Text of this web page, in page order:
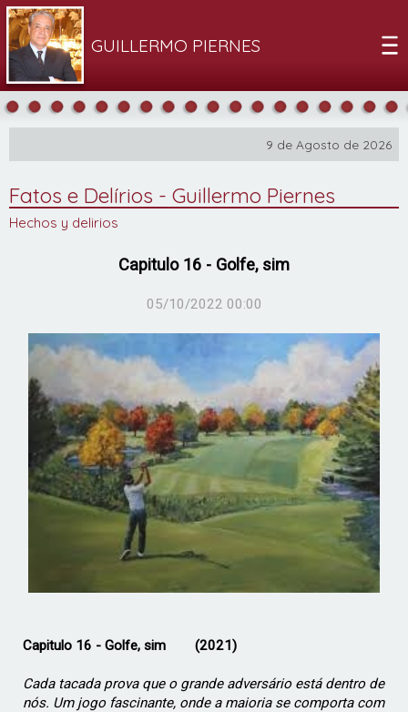
GUILLERMO PIERNES
9 de Agosto de 2026
Fatos e Delírios - Guillermo Piernes
Hechos y delirios
Capitulo 16 - Golfe, sim
05/10/2022 00:00
­Capitulo 16 - Golfe, sim (2021)
Cada tacada prova que o grande adversário está dentro de
nós. Um jogo fascinante, onde a maioria se comporta com